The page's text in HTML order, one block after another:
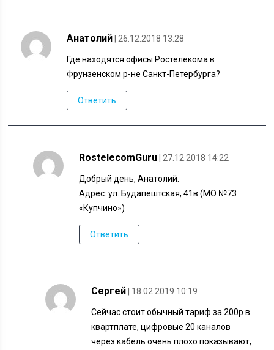
Анатолий | 26.12.2018 13:28
Где находятся офисы Ростелекома в
Фрунзенском р-не Санкт-Петербурга?
Ответить
RostelecomGuru | 27.12.2018 14:22
Добрый день, Анатолий.
Адрес: ул. Будапештская, 41в (МО №73
«Купчино»)
Ответить
Сергей | 18.02.2019 10:19
Сейчас стоит обычный тариф за 200р в
квартплате, цифровые 20 каналов
через кабель очень плохо показывают,